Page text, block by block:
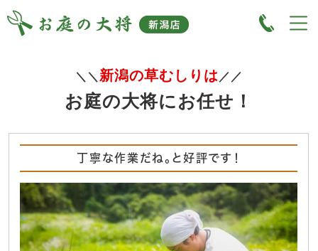
＼＼ 新潟の草むしりは ／／
お庭の大将にお任せ！
丁寧な作業だね。と好評です！